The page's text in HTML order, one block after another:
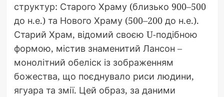
структур: Старого Храму (близько 900–500
до н.е.) та Нового Храму (500–200 до н.е.).
Старий Храм, відомий своєю U-подібною
формою, містив знаменитий Лансон –
монолітний обеліск із зображенням
божества, що поєднувало риси людини,
ягуара та змії. Цей образ, за даними